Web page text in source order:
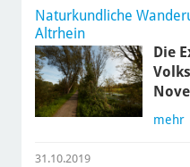
Naturkundliche
Altrhein
Die
mehr
31.10.2019